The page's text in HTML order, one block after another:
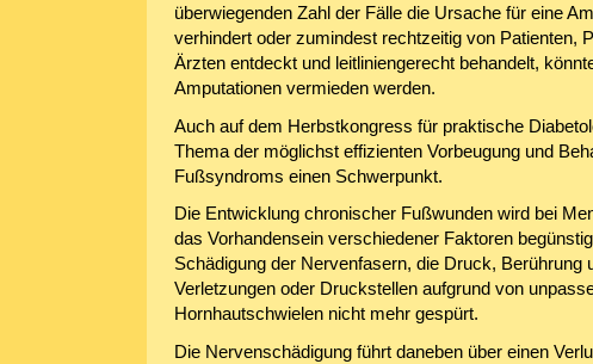
überwiegenden Zahl der Fälle die Ursache für eine
verhindert oder zumindest rechtzeitig von Patienten,
Ärzten entdeckt und leitliniengerecht behandelt,
Amputationen vermieden werden.
Auch auf dem Herbstkongress für praktische
Thema der möglichst effizienten Vorbeugung und
Fußsyndroms einen Schwerpunkt.
Die Entwicklung chronischer Fußwunden wird bei
das Vorhandensein verschiedener Faktoren
Schädigung der Nervenfasern, die Druck, Berührung
Verletzungen oder Druckstellen aufgrund von
Hornhautschwielen nicht mehr gespürt.
Die Nervenschädigung führt daneben über einen